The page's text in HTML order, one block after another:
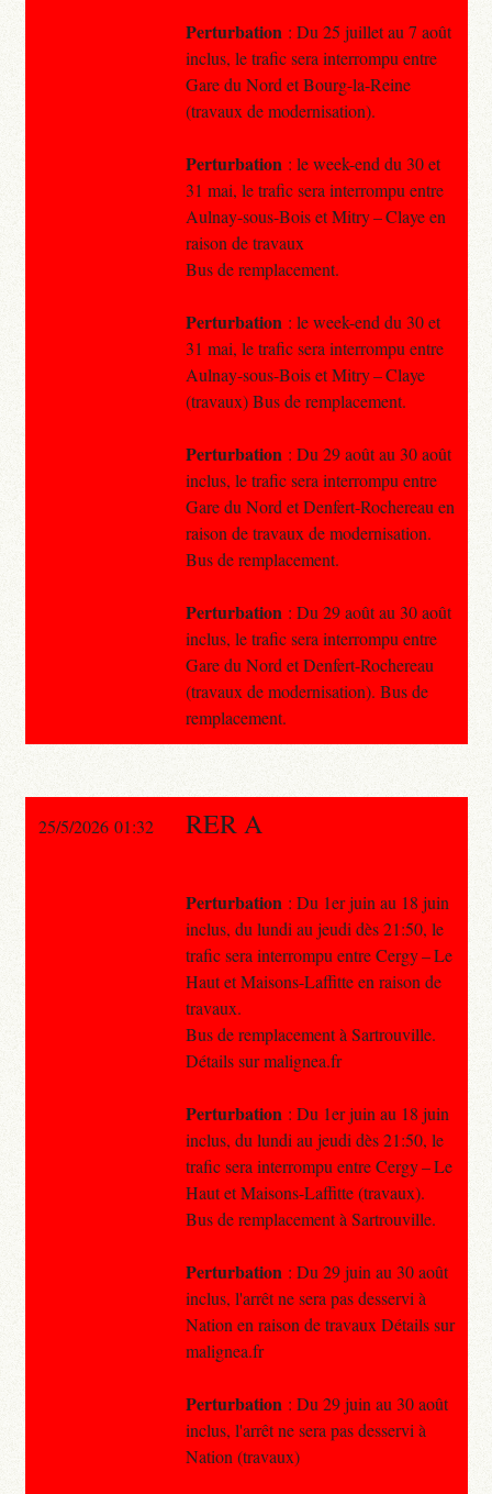
Perturbation : Du 25 juillet au 7 août
inclus, le trafic sera interrompu entre
Gare du Nord et Bourg-la-Reine
(travaux de modernisation).
Perturbation : le week-end du 30 et
31 mai, le trafic sera interrompu entre
Aulnay-sous-Bois et Mitry – Claye en
raison de travaux
Bus de remplacement.
Perturbation : le week-end du 30 et
31 mai, le trafic sera interrompu entre
Aulnay-sous-Bois et Mitry – Claye
(travaux) Bus de remplacement.
Perturbation : Du 29 août au 30 août
inclus, le trafic sera interrompu entre
Gare du Nord et Denfert-Rochereau en
raison de travaux de modernisation.
Bus de remplacement.
Perturbation : Du 29 août au 30 août
inclus, le trafic sera interrompu entre
Gare du Nord et Denfert-Rochereau
(travaux de modernisation). Bus de
remplacement.
25/5/2026 01:32 RER A
Perturbation : Du 1er juin au 18 juin
inclus, du lundi au jeudi dès 21:50, le
trafic sera interrompu entre Cergy – Le
Haut et Maisons-Laffitte en raison de
travaux.
Bus de remplacement à Sartrouville.
Détails sur malignea.fr
Perturbation : Du 1er juin au 18 juin
inclus, du lundi au jeudi dès 21:50, le
trafic sera interrompu entre Cergy – Le
Haut et Maisons-Laffitte (travaux).
Bus de remplacement à Sartrouville.
Perturbation : Du 29 juin au 30 août
inclus, l'arrêt ne sera pas desservi à
Nation en raison de travaux Détails sur
malignea.fr
Perturbation : Du 29 juin au 30 août
inclus, l'arrêt ne sera pas desservi à
Nation (travaux)